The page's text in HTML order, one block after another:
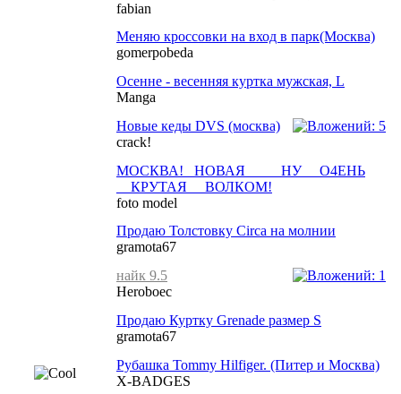
fabian
Меняю кроссовки на вход в парк(Москва)
gomerpobeda
Осенне - весенняя куртка мужская, L
Manga
Новые кеды DVS (москва)
crack!
МОСКВА! _НОВАЯ ____ НУ __О4ЕНЬ
__КРУТАЯ __ВОЛКОМ!
foto model
Продаю Толстовку Circa на молнии
gramota67
найк 9.5
Heroboec
Продаю Куртку Grenade размер S
gramota67
Рубашка Tommy Hilfiger. (Питер и Москва)
X-BADGES